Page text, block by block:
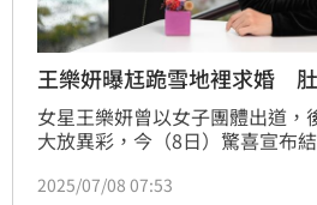
王樂妍曝尪跪雪地裡求婚
女星王樂妍曾以女子團體出道，
大放異彩，今（8日）驚喜宣布
於求婚細節，她也透露當時才交
2025/07/08 07:53